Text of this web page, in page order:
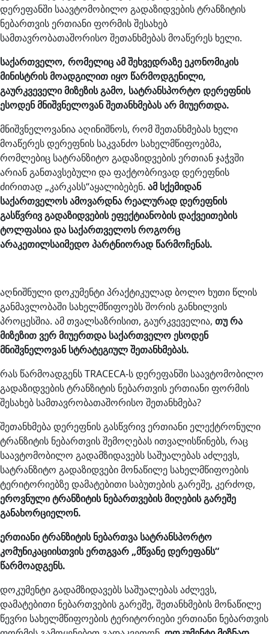
დერეფანში საავტომობილო გადაზიდვების ტრანზიტის
ნებართვის ერთიანი ფორმის შესახებ
სამთავრობათაშორისო შეთანხმებას მოაწერეს ხელი.
საქართველო, რომელიც ამ შეხვედრაზე ეკონომიკის
მინისტრის მოადგილით იყო წარმოდგენილი,
გაურკვეველი მიზეზის გამო, სატრანსპორტო დერეფნის
ესოდენ მნიშვნელოვან შეთანხმებას არ მიუერთდა.
მნიშვნელოვანია აღინიშნოს, რომ შეთანხმებას ხელი
მოაწერეს დერეფნის საკვანძო სახელმწიფოებმა,
რომლებიც სატრანზიტო გადაზიდვების ერთიან ჯაჭვში
არიან განთავსებული და ფაქტობრივად დერეფნის
ძირითად „კარკასს“აყალიბებენ. ამ სქემიდან
საქართველოს ამოვარდნა რეალურად დერეფნის
გასწვრივ გადაზიდვების ეფექტიანობის დაქვეითების
ტოლფასია და საქართველოს როგორც
არაკეთილსაიმედო პარტნიორად წარმოჩენას.
აღნიშნული დოკუმენტი პრაქტიკულად ბოლო ხუთი წლის
განმავლობაში სახელმწიფოებს შორის განხილვის
პროცესშია. ამ თვალსაზრისით, გაურკვეველია, თუ რა
მიზეზით ვერ მიუერთდა საქართველო ესოდენ
მნიშვნელოვან სტრატეგიულ შეთანხმებას.
რას წარმოადგენს TRACECA-ს დერეფანში საავტომობილო
გადაზიდვების ტრანზიტის ნებართვის ერთიანი ფორმის
შესახებ სამთავრობათაშორისო შეთანხმება?
შეთანხმება დერეფნის გასწვრივ ერთიანი ელექტრონული
ტრანზიტის ნებართვის შემოღებას ითვალისწინებს, რაც
საავტომობილო გადამზიდავებს საშუალებას აძლევს,
სატრანზიტო გადაზიდვები მონაწილე სახელმწიფოების
ტერიტორიებზე დამატებითი საბუთების გარეშე, კერძოდ,
ეროვნული ტრანზიტის ნებართვების მიღების გარეშე
განახორციელონ.
ერთიანი ტრანზიტის ნებართვა სატრანსპორტო
კომუნიკაციისთვის ერთგვარ „მწვანე დერეფანს“
წარმოადგენს.
დოკუმენტი გადამზიდავებს საშუალებას აძლევს,
დამატებითი ნებართვების გარეშე, შეთანხმების მონაწილე
წევრი სახელმწიფოების ტერიტორიები ერთიანი ნებართვის